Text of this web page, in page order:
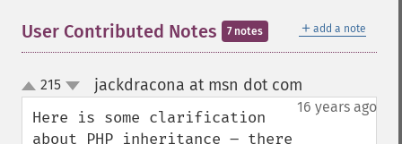
＋ add a note
User Contributed Notes 7 notes
up
down
215 jackdracona at msn dot com
16 years ago
Here is some clarification
about PHP inheritance – there